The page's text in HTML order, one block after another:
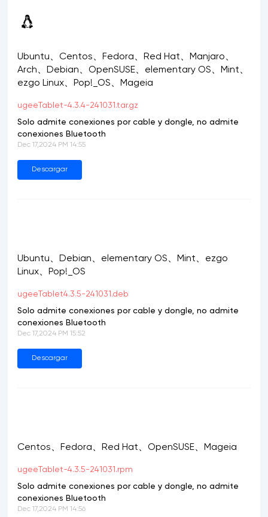
Ubuntu、Centos、Fedora、Red Hat、Manjaro、
Arch、Debian、OpenSUSE、elementary OS、Mint、
ezgo Linux、Pop!_OS、Mageia
ugeeTablet-4.3.4-241031.tar.gz
Solo admite conexiones por cable y dongle, no admite
conexiones Bluetooth
Dec 17,2024 PM 14:55
Descargar
Ubuntu、Debian、elementary OS、Mint、ezgo
Linux、Pop!_OS
ugeeTablet4.3.5-241031.deb
Solo admite conexiones por cable y dongle, no admite
conexiones Bluetooth
Dec 17,2024 PM 15:52
Descargar
Centos、Fedora、Red Hat、OpenSUSE、Mageia
ugeeTablet-4.3.5-241031.rpm
Solo admite conexiones por cable y dongle, no admite
conexiones Bluetooth
Dec 17,2024 PM 14:56